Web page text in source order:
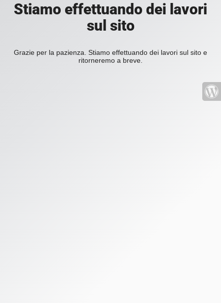
Stiamo effettuando dei lavori
sul sito
Grazie per la pazienza. Stiamo effettuando dei lavori sul sito e
ritorneremo a breve.